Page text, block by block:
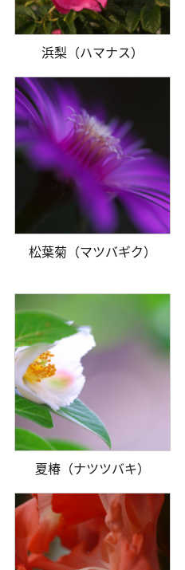
浜梨（ハマナス）
松葉菊（マツバギク）
夏椿（ナツツバキ）